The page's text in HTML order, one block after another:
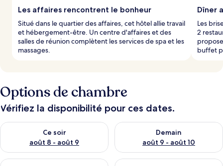
Les affaires rencontrent le bonheur
Situé dans le quartier des affaires, cet hôtel allie travail
et hébergement-être. Un centre d'affaires et des
salles de réunion complètent les services de spa et les
massages.
Dîner
Les
2
buffet
Options de chambre
Vérifiez la disponibilité pour ces dates.
Ce soir
août 8 - août 9
Vérifier la disponibilité pour ce soir août 8 - août 9
Demain
août 9 - août 10
Vérifier la disponibilité pour
Vérifier la disponibilité pour ce week-end août 14 - août 16
Vérifier la disponibilité pour